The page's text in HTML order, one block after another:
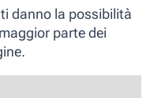
danno la possibilità
parte dei